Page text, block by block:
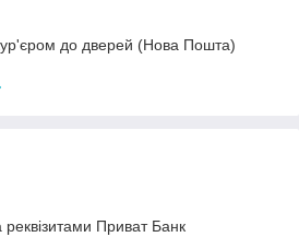
до дверей (Нова Пошта)
Приват Банк